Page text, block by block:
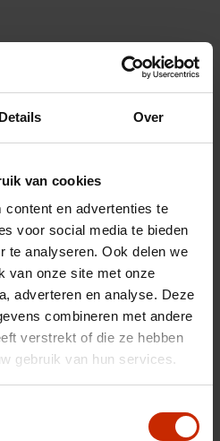
Details Over
van cookies
en advertenties te
voor social media te bieden
te analyseren. Ook delen we
van onze site met onze
adverteren en analyse. Deze
combineren met andere
verstrekt of die ze hebben
gebruik van hun services.